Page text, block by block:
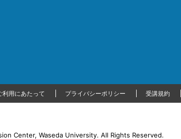
利用にあたって プライバシーポリシー 受講規約
Center, Waseda University. All Rights Reserved.